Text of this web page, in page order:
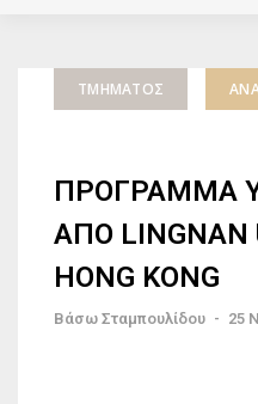
ΤΜΉΜΑΤΟΣ
ΠΡΟΓΡΑΜΜΑ
ΑΠΟ LINGNAN
HONG KONG
Βάσω Σταμπουλίδου - 25